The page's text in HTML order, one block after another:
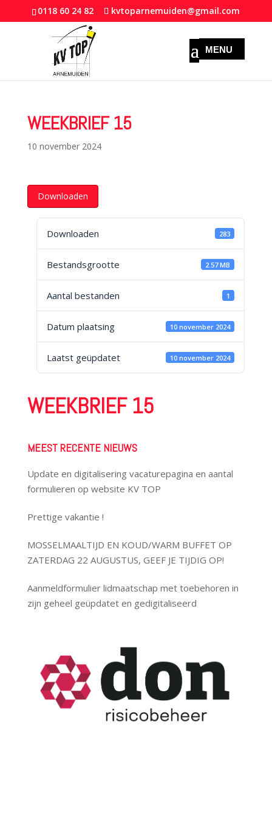
0118 60 24 82 kvtoparnemuiden@gmail.com
WEEKBRIEF 15
10 november 2024
Downloaden
Downloaden 283
Bestandsgrootte 2.57 MB
Aantal bestanden 1
Datum plaatsing 10 november 2024
Laatst geüpdatet 10 november 2024
WEEKBRIEF 15
MEEST RECENTE NIEUWS
Update en digitalisering vacaturepagina en aantal
formulieren op website KV TOP
Prettige vakantie !
MOSSELMAALTIJD EN KOUD/WARM BUFFET OP
ZATERDAG 22 AUGUSTUS, GEEF JE TIJDIG OP!
Aanmeldformulier lidmaatschap met toebehoren in
zijn geheel geüpdatet en gedigitaliseerd